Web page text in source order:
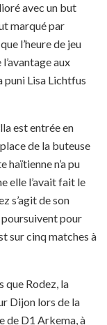
avec un but
marqué par
l’heure de jeu
aux
puni Lisa Lichtfus
est entrée en
de la buteuse
haïtienne n’a pu
elle l’avait fait le
s’agit de son
pour
sur cinq matches à
que Rodez, la
Dijon lors de la
de D1 Arkema, à